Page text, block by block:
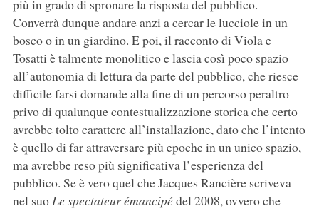
più in grado di spronare la risposta del pubblico.
Converrà dunque andare anzi a cercar le lucciole in un
bosco o in un giardino. E poi, il racconto di Viola e
Tosatti è talmente monolitico e lascia così poco spazio
all’autonomia di lettura da parte del pubblico, che riesce
difficile farsi domande alla fine di un percorso peraltro
privo di qualunque contestualizzazione storica che certo
avrebbe tolto carattere all’installazione, dato che l’intento
è quello di far attraversare più epoche in un unico spazio,
ma avrebbe reso più significativa l’esperienza del
pubblico. Se è vero quel che Jacques Rancière scriveva
nel suoLe spectateur émancipédel 2008, ovvero che